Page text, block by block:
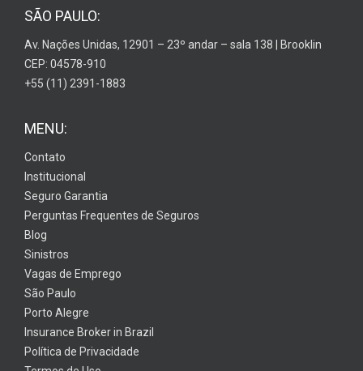
SÃO PAULO:
Av. Nações Unidas, 12901 – 23º andar – sala 138 | Brooklin
CEP: 04578-910
+55 (11) 2391-1883
MENU:
Contato
Institucional
Seguro Garantia
Perguntas Frequentes de Seguros
Blog
Sinistros
Vagas de Emprego
São Paulo
Porto Alegre
Insurance Broker in Brazil
Política de Privacidade